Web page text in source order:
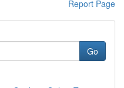
Report Page
Go